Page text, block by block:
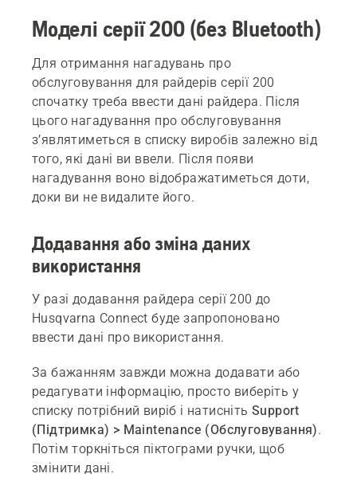
Моделі серії 200 (без Bluetooth)
Для отримання нагадувань про
обслуговування для райдерів серії 200
спочатку треба ввести дані райдера. Після
цього нагадування про обслуговування
з’являтиметься в списку виробів залежно від
того, які дані ви ввели. Після появи
нагадування воно відображатиметься доти,
доки ви не видалите його.
Додавання або зміна даних
використання
У разі додавання райдера серії 200 до
Husqvarna Connect буде запропоновано
ввести дані про використання.
За бажанням завжди можна додавати або
редагувати інформацію, просто виберіть у
списку потрібний виріб і натисніть Support
(Підтримка) > Maintenance (Обслуговування).
Потім торкніться піктограми ручки, щоб
змінити дані.